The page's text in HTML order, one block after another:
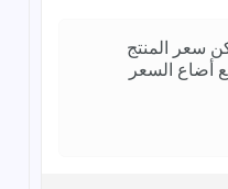
سعر المنتج
أضاع السعر